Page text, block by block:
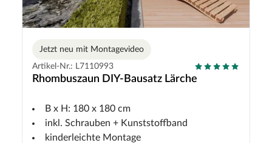
Jetzt neu mit Montagevideo
Artikel-Nr.: L7110993
Rhombuszaun DIY-Bausatz Lärche
B x H: 180 x 180 cm
inkl. Schrauben + Kunststoffband
kinderleichte Montage